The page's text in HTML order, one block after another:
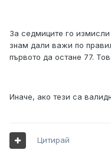
За седмиците го
знам дали важи по
първото да остане 77.
Иначе, ако тези са
Цитирай